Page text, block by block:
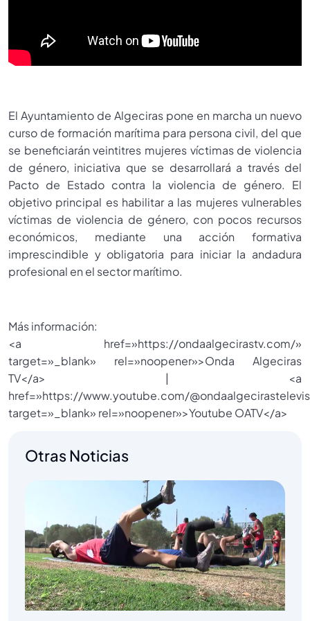
El Ayuntamiento de Algeciras pone en marcha un nuevo
curso de formación marítima para persona civil, del que
se beneficiarán veintitres mujeres víctimas de violencia
de género, iniciativa que se desarrollará a través del
Pacto de Estado contra la violencia de género. El
objetivo principal es habilitar a las mujeres vulnerables
víctimas de violencia de género, con pocos recursos
económicos, mediante una acción formativa
imprescindible y obligatoria para iniciar la andadura
profesional en el sector marítimo.
Más información:
<a href=»https://ondaalgecirastv.com/»
target=»_blank» rel=»noopener»>Onda Algeciras
TV</a> | <a
href=»https://www.youtube.com/
target=»_blank» rel=»noopener»>Youtube OATV</a>
Otras Noticias